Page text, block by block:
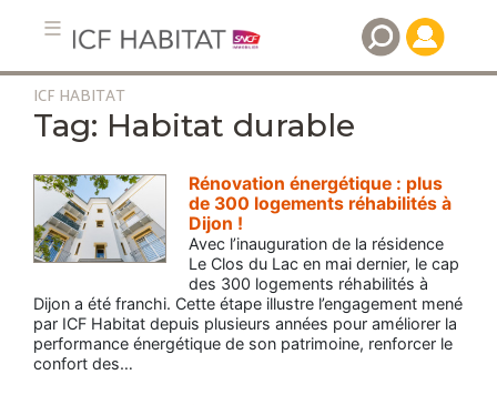
Aller
principal
ICF HABITAT
Habitat durable
Rénovation énergétique : plus
de 300 logements réhabilités à
Dijon !
Avec l’inauguration de la résidence
Le Clos du Lac en mai dernier, le cap
des 300 logements réhabilités à
Dijon a été franchi. Cette étape illustre l’engagement mené
par ICF Habitat depuis plusieurs années pour améliorer la
performance énergétique de son patrimoine, renforcer le
confort des…